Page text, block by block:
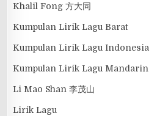
Khalil Fong 方大同
Kumpulan Lirik Lagu Barat
Kumpulan Lirik Lagu Indonesia
Kumpulan Lirik Lagu Mandarin
Li Mao Shan 李茂山
Lirik Lagu